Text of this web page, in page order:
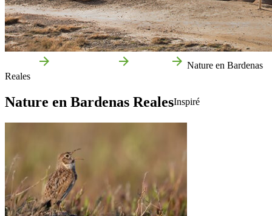
Nature en Bardenas
Reales
Nature en Bardenas RealesInspiré